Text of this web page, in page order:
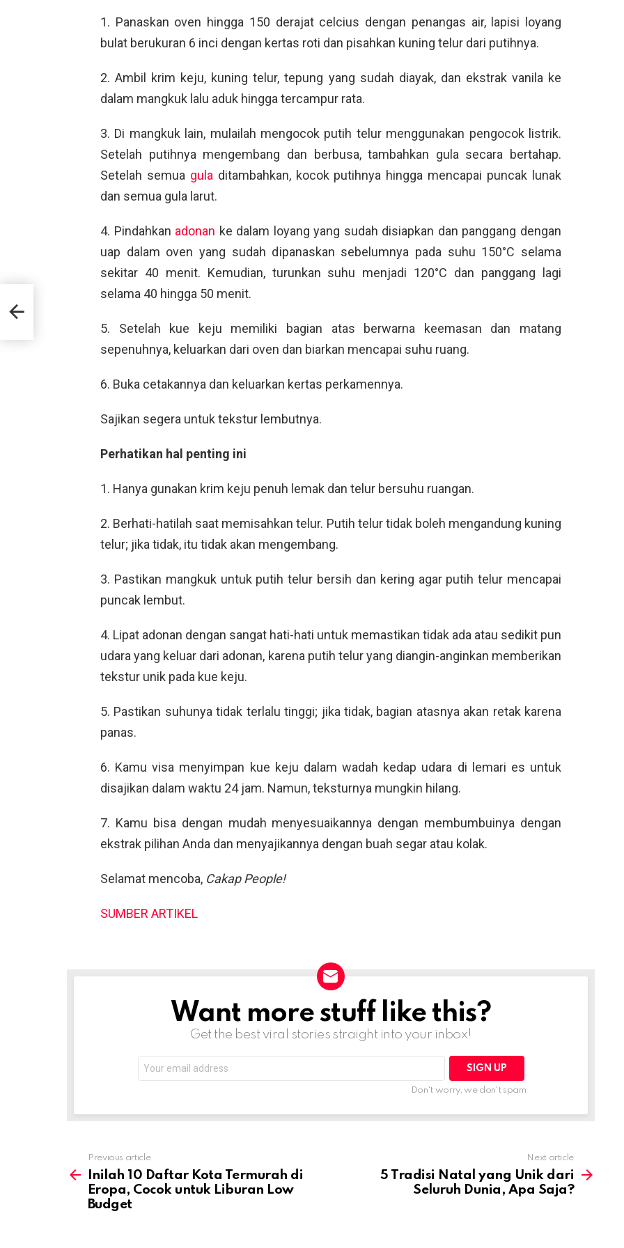
1. Panaskan oven hingga 150 derajat celcius dengan penangas air, lapisi loyang
bulat berukuran 6 inci dengan kertas roti dan pisahkan kuning telur dari putihnya.
2. Ambil krim keju, kuning telur, tepung yang sudah diayak, dan ekstrak vanila ke
dalam mangkuk lalu aduk hingga tercampur rata.
3. Di mangkuk lain, mulailah mengocok putih telur menggunakan pengocok listrik.
Setelah putihnya mengembang dan berbusa, tambahkan gula secara bertahap.
Setelah semua gula ditambahkan, kocok putihnya hingga mencapai puncak lunak
dan semua gula larut.
4. Pindahkan adonan ke dalam loyang yang sudah disiapkan dan panggang dengan
uap dalam oven yang sudah dipanaskan sebelumnya pada suhu 150°C selama
sekitar 40 menit. Kemudian, turunkan suhu menjadi 120°C dan panggang lagi
selama 40 hingga 50 menit.
5. Setelah kue keju memiliki bagian atas berwarna keemasan dan matang
sepenuhnya, keluarkan dari oven dan biarkan mencapai suhu ruang.
6. Buka cetakannya dan keluarkan kertas perkamennya.
Sajikan segera untuk tekstur lembutnya.
Perhatikan hal penting ini
1. Hanya gunakan krim keju penuh lemak dan telur bersuhu ruangan.
2. Berhati-hatilah saat memisahkan telur. Putih telur tidak boleh mengandung kuning
telur; jika tidak, itu tidak akan mengembang.
3. Pastikan mangkuk untuk putih telur bersih dan kering agar putih telur mencapai
puncak lembut.
4. Lipat adonan dengan sangat hati-hati untuk memastikan tidak ada atau sedikit pun
udara yang keluar dari adonan, karena putih telur yang diangin-anginkan memberikan
tekstur unik pada kue keju.
5. Pastikan suhunya tidak terlalu tinggi; jika tidak, bagian atasnya akan retak karena
panas.
6. Kamu visa menyimpan kue keju dalam wadah kedap udara di lemari es untuk
disajikan dalam waktu 24 jam. Namun, teksturnya mungkin hilang.
7. Kamu bisa dengan mudah menyesuaikannya dengan membumbuinya dengan
ekstrak pilihan Anda dan menyajikannya dengan buah segar atau kolak.
Selamat mencoba, Cakap People!
SUMBER ARTIKEL
NEWSLETTERWant more stuff like this?
Get the best viral stories straight into your inbox!
address:
Don't worry, we don't spam
more
Previous article
Inilah 10 Daftar Kota Termurah di
Eropa, Cocok untuk Liburan Low
Budget
Next article
5 Tradisi Natal yang Unik dari
Seluruh Dunia, Apa Saja?